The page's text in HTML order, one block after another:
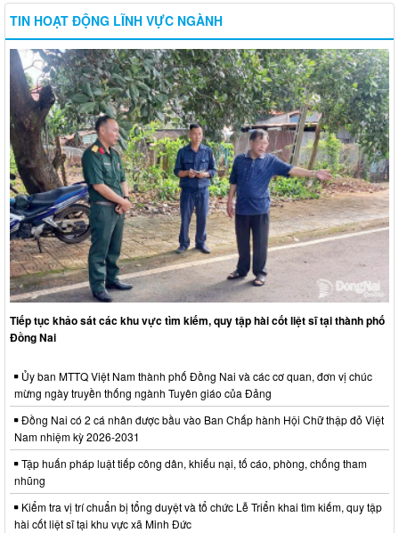
TIN HOẠT ĐỘNG LĨNH VỰC NGÀNH
Tiếp tục khảo sát các khu vực tìm kiếm, quy tập hài cốt liệt sĩ tại thành phố
Đồng Nai
Ủy ban MTTQ Việt Nam thành phố Đồng Nai và các cơ quan, đơn vị chúc
mừng ngày truyền thống ngành Tuyên giáo của Đảng
Đồng Nai có 2 cá nhân được bầu vào Ban Chấp hành Hội Chữ thập đỏ Việt
Nam nhiệm kỳ 2026-2031
Tập huấn pháp luật tiếp công dân, khiếu nại, tố cáo, phòng, chống tham
nhũng
Kiểm tra vị trí chuẩn bị tổng duyệt và tổ chức Lễ Triển khai tìm kiếm, quy tập
hài cốt liệt sĩ tại khu vực xã Minh Đức